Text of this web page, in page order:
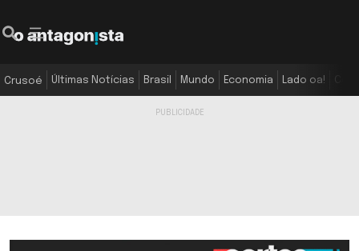
Crusoé Últimas Notícias Brasil Mundo Economia Lado oa!